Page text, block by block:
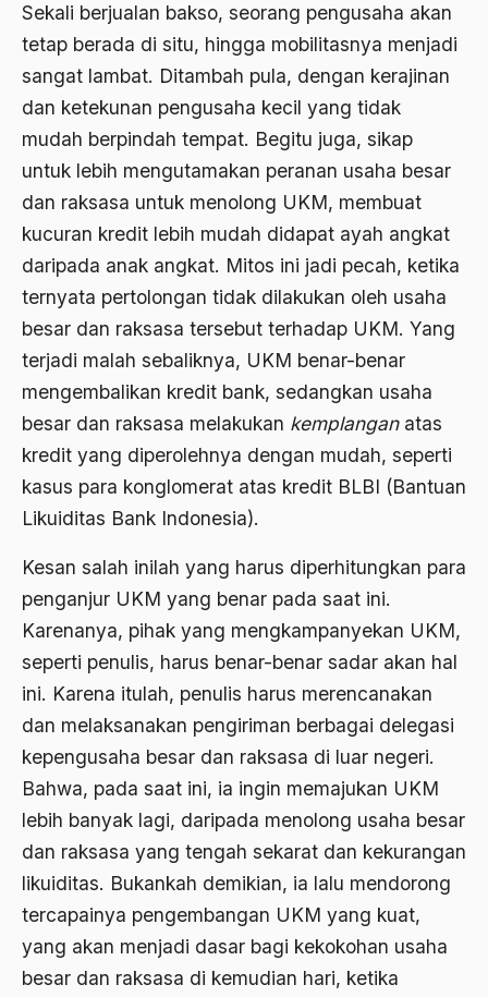
Sekali berjualan bakso, seorang pengusaha akan
tetap berada di situ, hingga mobilitasnya menjadi
sangat lambat. Ditambah pula, dengan kerajinan
dan ketekunan pengusaha kecil yang tidak
mudah berpindah tempat. Begitu juga, sikap
untuk lebih mengutamakan peranan usaha besar
dan raksasa untuk menolong UKM, membuat
kucuran kredit lebih mudah didapat ayah angkat
daripada anak angkat. Mitos ini jadi pecah, ketika
ternyata pertolongan tidak dilakukan oleh usaha
besar dan raksasa tersebut terhadap UKM. Yang
terjadi malah sebaliknya, UKM benar-benar
mengembalikan kredit bank, sedangkan usaha
besar dan raksasa melakukan kemplanganatas
kredit yang diperolehnya dengan mudah, seperti
kasus para konglomerat atas kredit BLBI (Bantuan
Likuiditas Bank Indonesia).
Kesan salah inilah yang harus diperhitungkan para
penganjur UKM yang benar pada saat ini.
Karenanya, pihak yang mengkampanyekan UKM,
seperti penulis, harus benar-benar sadar akan hal
ini. Karena itulah, penulis harus merencanakan
dan melaksanakan pengiriman berbagai delegasi
kepengusaha besar dan raksasa di luar negeri.
Bahwa, pada saat ini, ia ingin memajukan UKM
lebih banyak lagi, daripada menolong usaha besar
dan raksasa yang tengah sekarat dan kekurangan
likuiditas. Bukankah demikian, ia lalu mendorong
tercapainya pengembangan UKM yang kuat,
yang akan menjadi dasar bagi kekokohan usaha
besar dan raksasa di kemudian hari, ketika
Ahmad Benbella
Ahmad Dhani
Ahmad Hasan Rurbi
Ahmad Syafi’i Ma’arif
Ahmad Tirtisudiro
ahmad wahib
Ahmad Wahid
Ahmadiyah
AIDS
Airport Changi
Airport Noto Hadi Negoro
Ajaran AGama
Ajaran Agama Islam
Ajaran Islam
ajaran kemasyarakatan
Ajengan SIngaparna
Akademi Jakarta
Akbar tanjung
akhlak
Akhlaq